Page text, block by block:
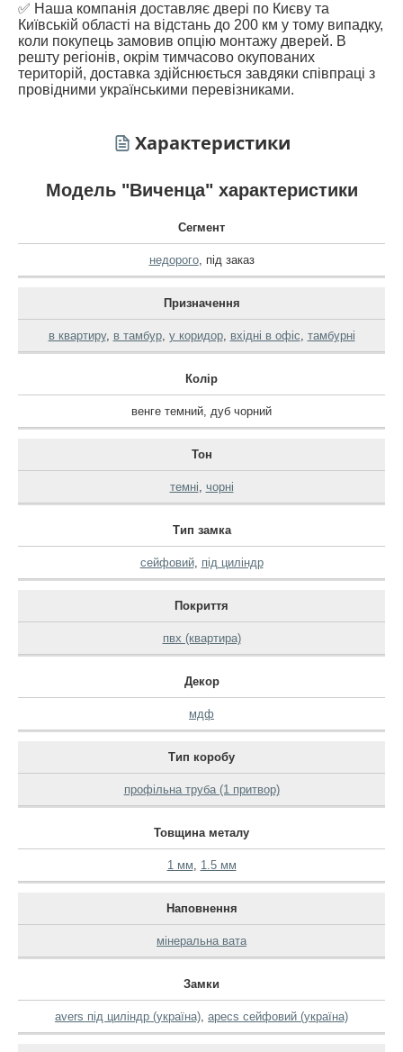
✅ Наша компанія доставляє двері по Києву та
Київській області на відстань до 200 км у тому випадку,
коли покупець замовив опцію монтажу дверей. В
решту регіонів, окрім тимчасово окупованих
територій, доставка здійснюється завдяки співпраці з
провідними українськими перевізниками.
Характеристики
Модель "Виченца" характеристики
Сегмент
недорого, під заказ
Призначення
в квартиру, в тамбур, у коридор, вхідні в офіс, тамбурні
Колір
венге темний, дуб чорний
Тон
темні, чорні
Тип замка
сейфовий, під циліндр
Покриття
пвх (квартира)
Декор
мдф
Тип коробу
профільна труба (1 притвор)
Товщина металу
1 мм, 1.5 мм
Наповнення
мінеральна вата
Замки
avers під циліндр (україна), apecs сейфовий (україна)